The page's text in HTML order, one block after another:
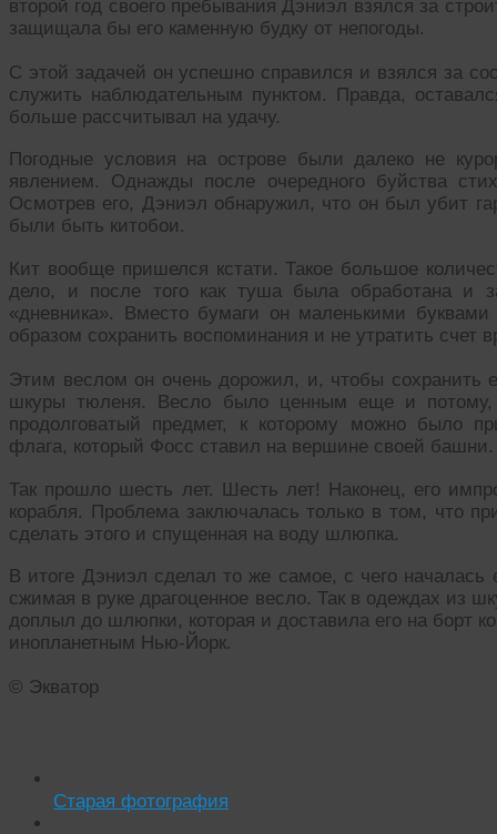
второй год своего пребывания Дэниэл взялся за
защищала бы его каменную будку от непогоды.
С этой задачей он успешно справился и взялся за
служить наблюдательным пунктом. Правда,
больше рассчитывал на удачу.
Погодные условия на острове были далеко не
явлением. Однажды после очередного буйства
Осмотрев его, Дэниэл обнаружил, что он был убит
были быть китобои.
Кит вообще пришелся кстати. Такое большое
дело, и после того как туша была обработана и
«дневника». Вместо бумаги он маленькими
образом сохранить воспоминания и не утратить счет
Этим веслом он очень дорожил, и, чтобы сохранить
шкуры тюленя. Весло было ценным еще и потому,
продолговатый предмет, к которому можно было
флага, который Фосс ставил на вершине своей башни.
Так прошло шесть лет. Шесть лет! Наконец, его
корабля. Проблема заключалась только в том, что
сделать этого и спущенная на воду шлюпка.
В итоге Дэниэл сделал то же самое, с чего началась
сжимая в руке драгоценное весло. Так в одеждах из
доплыл до шлюпки, которая и доставила его на борт
инопланетным Нью-Йорк.
© Экватор
Старая фотография